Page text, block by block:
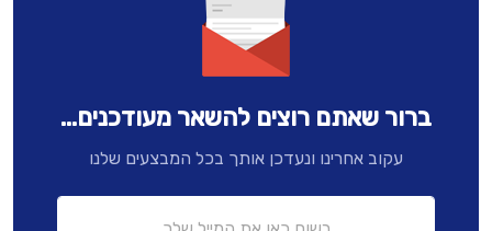
ברור שאתם רוצים להשאר מעודכנים...
עקוב אחרינו ונעדכן אותך בכל המבצעים שלנו